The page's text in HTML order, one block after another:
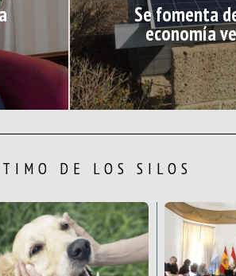
Se fomenta
economía
DE LOS SILOS